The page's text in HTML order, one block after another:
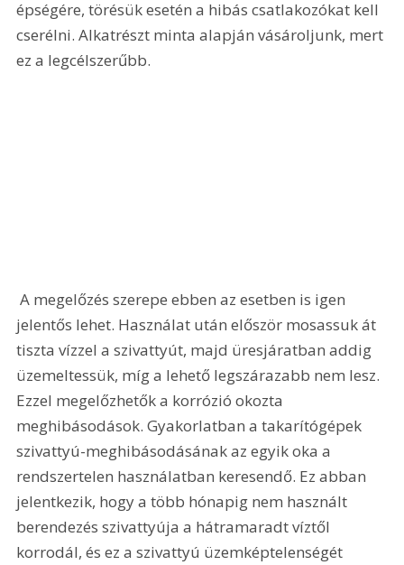
épségére, törésük esetén a hibás csatlakozókat kell
cserélni. Alkatrészt minta alapján vásároljunk, mert
ez a legcélszerűbb.
A megelőzés szerepe ebben az esetben is igen
jelentős lehet. Használat után először mosassuk át
tiszta vízzel a szivattyút, majd üresjáratban addig
üzemeltessük, míg a lehető legszárazabb nem lesz.
Ezzel megelőzhetők a korrózió okozta
meghibásodások. Gyakorlatban a takarítógépek
szivattyú-meghibásodásának az egyik oka a
rendszertelen használatban keresendő. Ez abban
jelentkezik, hogy a több hónapig nem használt
berendezés szivattyúja a hátramaradt víztől
korrodál, és ez a szivattyú üzemképtelenségét